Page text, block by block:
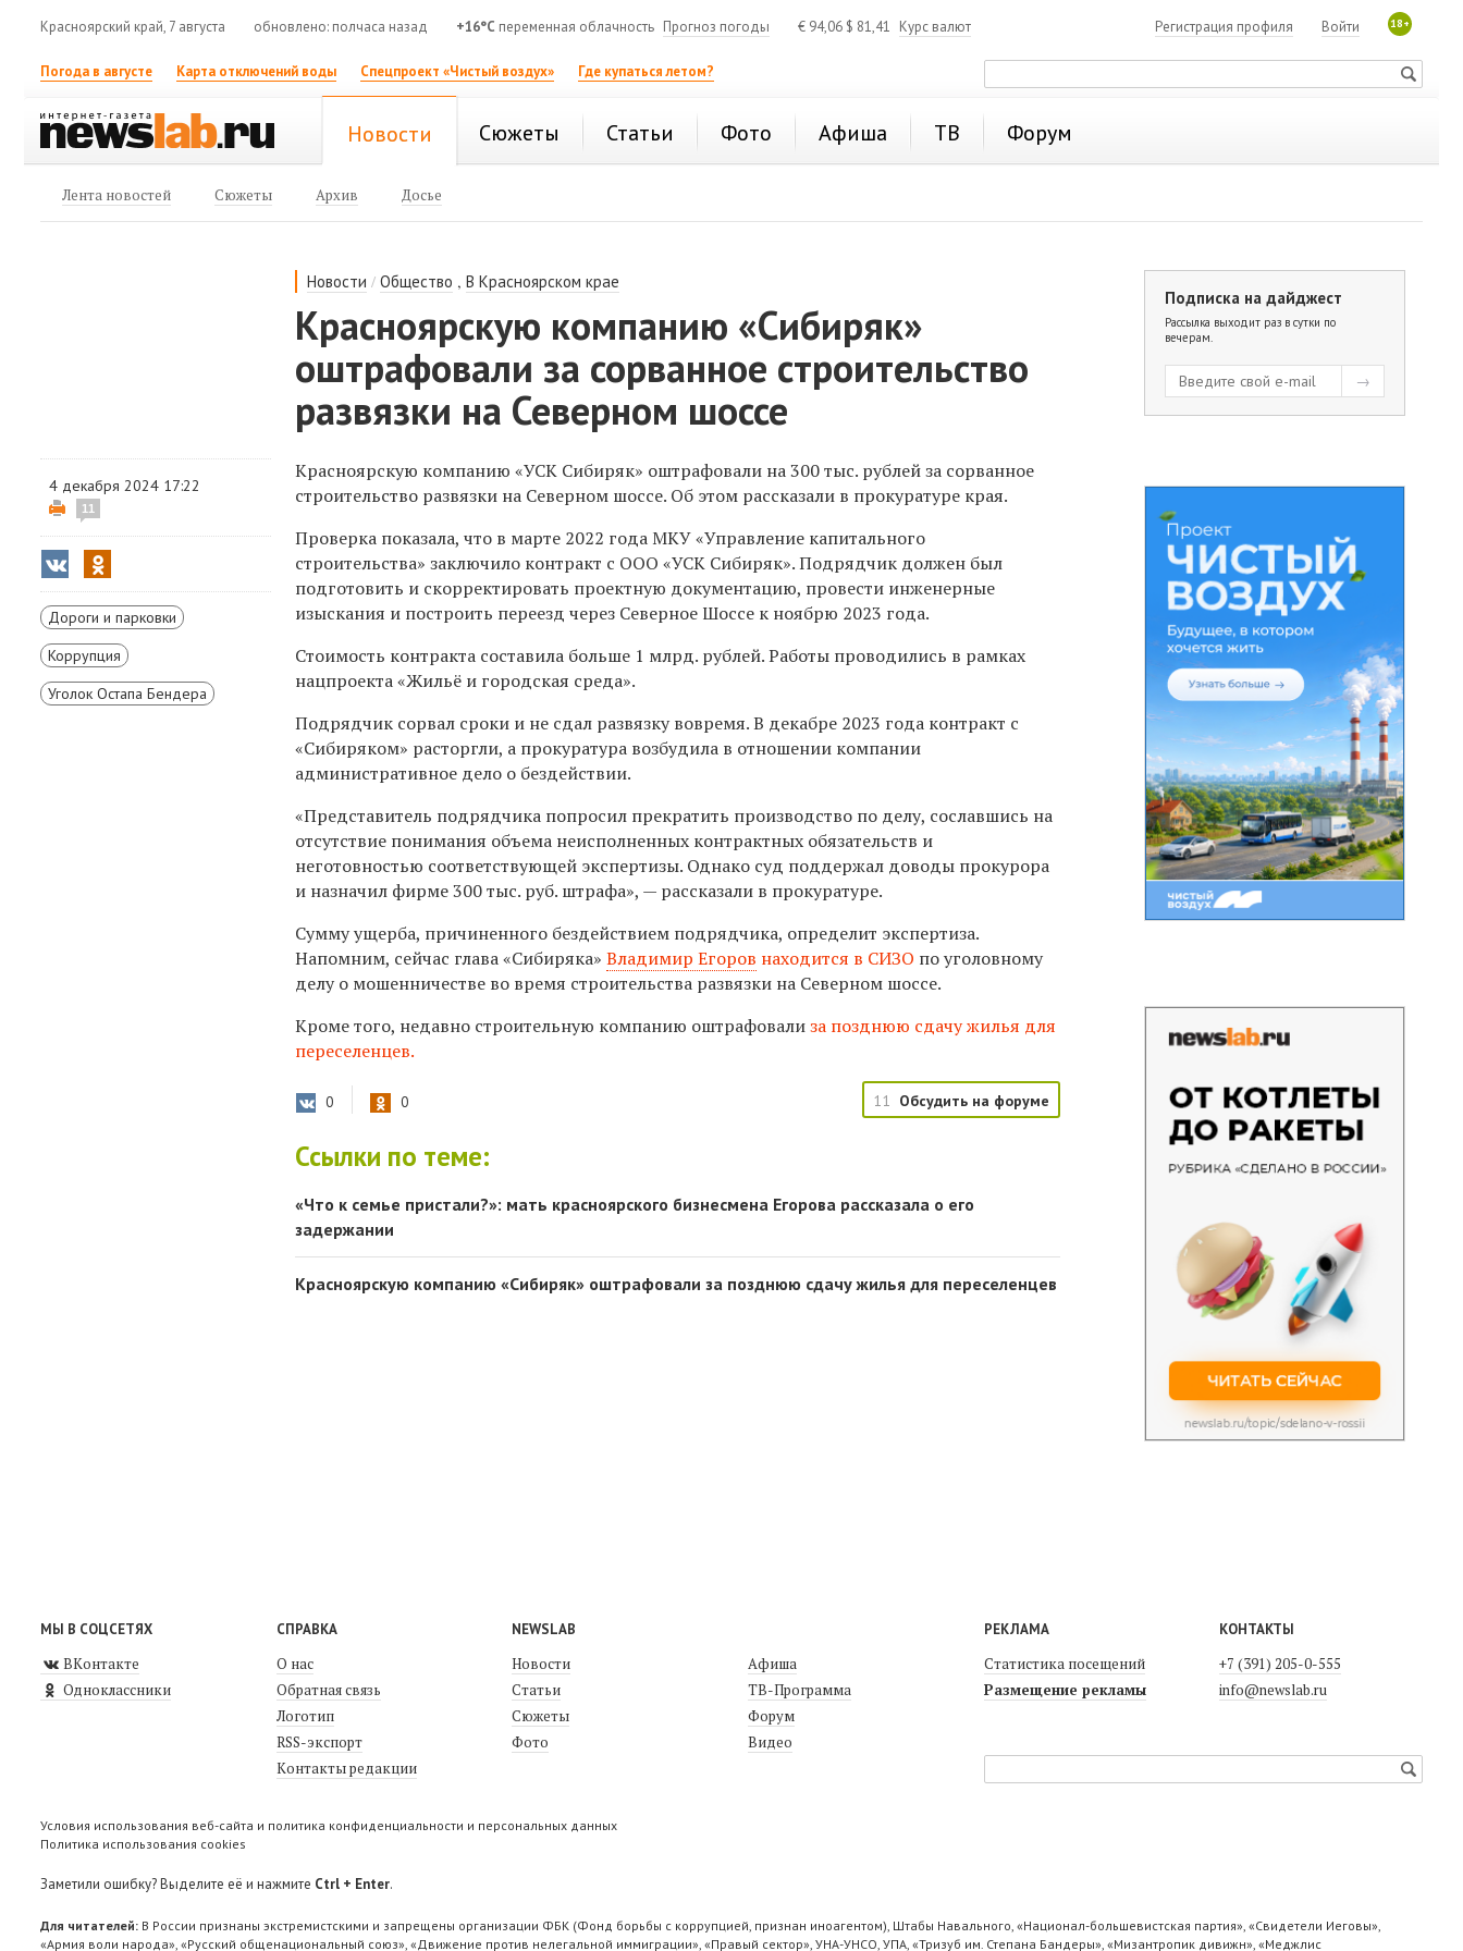
Красноярский край, 7 августа обновлено: полчаса назад +16°C переменная облачность Прогноз погоды € 94,06 $ 81,41 Курс валют 18+
Войти
Регистрация профиля
Погода в августе Карта отключений воды Спецпроект «Чистый воздух» Где купаться летом?
Новости Сюжеты Статьи Фото Афиша ТВ Форум
Лента новостей Сюжеты Архив Досье
Новости /Общество ,В Красноярском крае
Красноярскую компанию «Сибиряк»
оштрафовали за сорванное строительство
развязки на Северном шоссе
4 декабря 2024 17:22
11
Дороги и парковки
Коррупция
Уголок Остапа Бендера
Красноярскую компанию «УСК Сибиряк» оштрафовали на 300 тыс. рублей за сорванное
строительство развязки на Северном шоссе. Об этом рассказали в прокуратуре края.
Проверка показала, что в марте 2022 года МКУ «Управление капитального
строительства» заключило контракт с ООО «УСК Сибиряк». Подрядчик должен был
подготовить и скорректировать проектную документацию, провести инженерные
изыскания и построить переезд через Северное Шоссе к ноябрю 2023 года.
Стоимость контракта составила больше 1 млрд. рублей. Работы проводились в рамках
нацпроекта «Жильё и городская среда».
Подрядчик сорвал сроки и не сдал развязку вовремя. В декабре 2023 года контракт с
«Сибиряком» расторгли, а прокуратура возбудила в отношении компании
административное дело о бездействии.
«Представитель подрядчика попросил прекратить производство по делу, сославшись на
отсутствие понимания объема неисполненных контрактных обязательств и
неготовностью соответствующей экспертизы. Однако суд поддержал доводы прокурора
и назначил фирме 300 тыс. руб. штрафа», — рассказали в прокуратуре.
Сумму ущерба, причиненного бездействием подрядчика, определит экспертиза.
Напомним, сейчас глава «Сибиряка»Владимир Егоров находится в СИЗО по уголовному
делу о мошенничестве во время строительства развязки на Северном шоссе.
Кроме того, недавно строительную компанию оштрафовализа позднюю сдачу жилья для
переселенцев.
0 0 11 Обсудить на форуме
Ссылки по теме:
«Что к семье пристали?»: мать красноярского бизнесмена Егорова рассказала о его
задержании
Красноярскую компанию «Сибиряк» оштрафовали за позднюю сдачу жилья для переселенцев
Подписка на дайджест
Рассылка выходит раз в сутки по
вечерам.
МЫ В СОЦСЕТЯХ
ВКонтакте
Одноклассники
СПРАВКА
О нас
Обратная связь
Логотип
RSS-экспорт
Контакты редакции
NEWSLAB
Новости
Статьи
Сюжеты
Фото
Афиша
ТВ-Программа
Форум
Видео
РЕКЛАМА
Статистика посещений
Размещение рекламы
КОНТАКТЫ
+7 (391) 205-0-555
info@newslab.ru
Условия использования веб-сайта и политика конфиденциальности и персональных данных
Политика использования cookies
Заметили ошибку? Выделите её и нажмите Ctrl + Enter.
Для читателей: В России признаны экстремистскими и запрещены организации ФБК (Фонд борьбы с коррупцией, признан иноагентом), Штабы Навального, «Национал-большевистская партия», «Свидетели Иеговы»,
«Армия воли народа», «Русский общенациональный союз», «Движение против нелегальной иммиграции», «Правый сектор», УНА-УНСО, УПА, «Тризуб им. Степана Бандеры», «Мизантропик дивижн», «Меджлис